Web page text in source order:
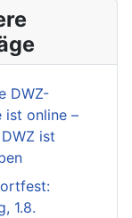
DWZ-
ist online –
ist
1.8.